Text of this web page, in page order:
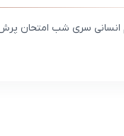
سری شب امتحان پرش